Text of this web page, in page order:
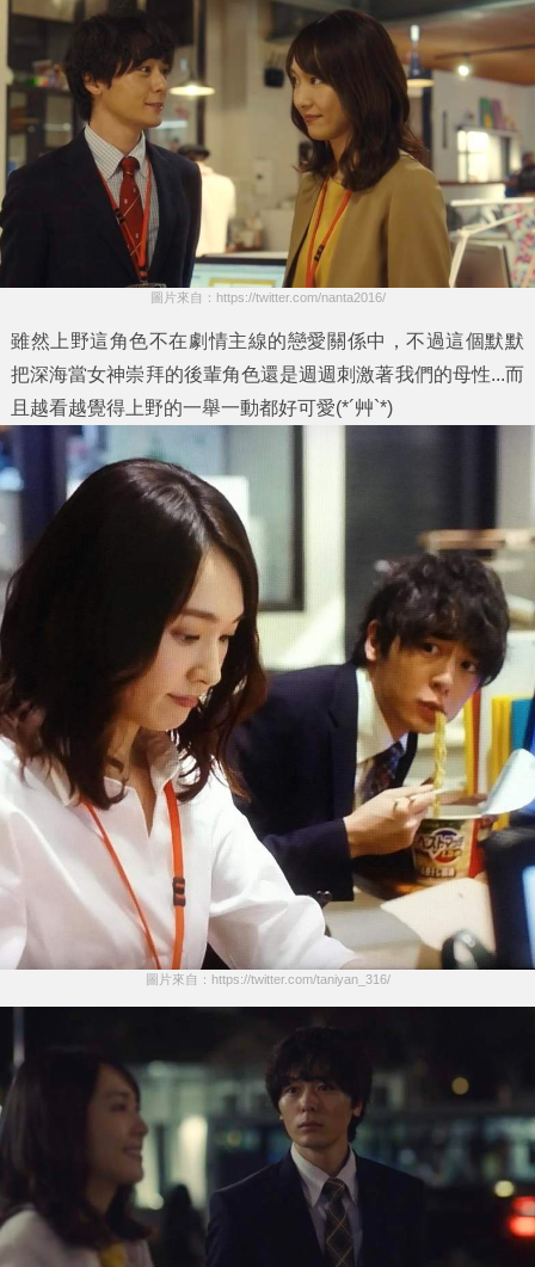
圖片來自：https://twitter.com/nanta2016/
雖然上野這角色不在劇情主線的戀愛關係中，不過這個默默
把深海當女神崇拜的後輩角色還是週週刺激著我們的母性...而
且越看越覺得上野的一舉一動都好可愛(*´艸`*)
圖片來自：https://twitter.com/taniyan_316/